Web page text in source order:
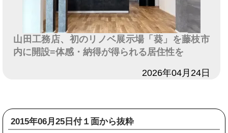
山田工務店、初のリノベ展示場「葵」を藤枝市
内に開設=体感・納得が得られる居住性を
2026年04月24日
2015年06月25日付１面から抜粋